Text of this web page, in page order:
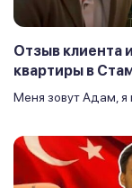
Отзыв клиента
квартиры в
Меня зовут Адам, я